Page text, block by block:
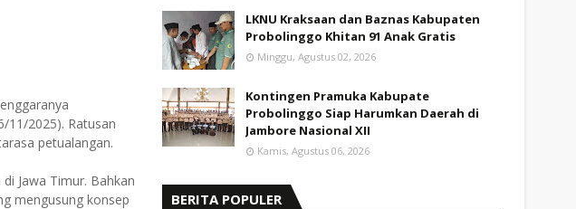
11/2025). Ratusan
petualangan.
Jawa Timur. Bahkan
mengusung konsep
LKNU Kraksaan dan Baznas Kabupaten
Probolinggo Khitan 91 Anak Gratis
Minggu, Agustus 02, 2026
Kontingen Pramuka Kabupate
Probolinggo Siap Harumkan Daerah di
Jambore Nasional XII
Kamis, Agustus 06, 2026
BERITA POPULER